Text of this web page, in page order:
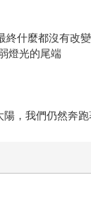
終什麼都沒有改變
燈光的尾端
，我們仍然奔跑